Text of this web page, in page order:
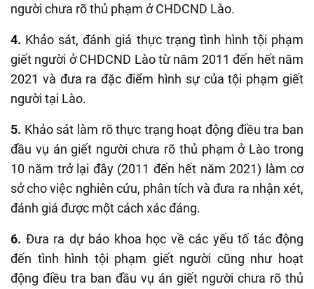
người chưa rõ thủ phạm ở CHDCND Lào.
4. Khảo sát, đánh giá thực trạng tình hình tội phạm
giết người ở CHDCND Lào từ năm 2011 đến hết năm
2021 và đưa ra đặc điểm hình sự của tội phạm giết
người tại Lào.
5. Khảo sát làm rõ thực trạng hoạt động điều tra ban
đầu vụ án giết người chưa rõ thủ phạm ở Lào trong
10 năm trở lại đây (2011 đến hết năm 2021) làm cơ
sở cho việc nghiên cứu, phân tích và đưa ra nhận xét,
đánh giá được một cách xác đáng.
6. Đưa ra dự báo khoa học về các yếu tố tác động
đến tình hình tội phạm giết người cũng như hoạt
động điều tra ban đầu vụ án giết người chưa rõ thủ